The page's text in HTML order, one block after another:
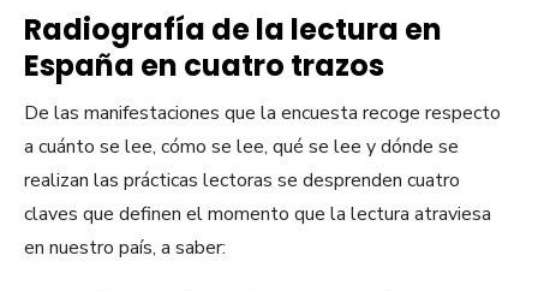
Radiografía de la lectura en
España en cuatro trazos
De las manifestaciones que la encuesta recoge respecto
a cuánto se lee, cómo se lee, qué se lee y dónde se
realizan las prácticas lectoras se desprenden cuatro
claves que definen el momento que la lectura atraviesa
en nuestro país, a saber: